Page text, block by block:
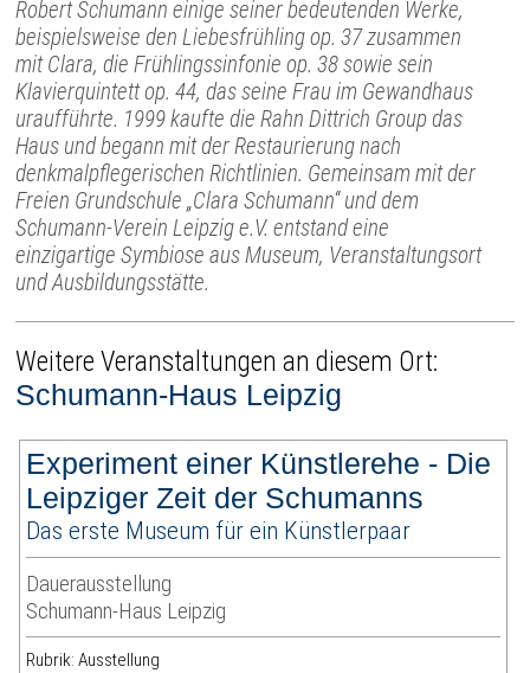
Robert Schumann einige seiner bedeutenden Werke,
beispielsweise den Liebesfrühling op. 37 zusammen
mit Clara, die Frühlingssinfonie op. 38 sowie sein
Klavierquintett op. 44, das seine Frau im Gewandhaus
uraufführte. 1999 kaufte die Rahn Dittrich Group das
Haus und begann mit der Restaurierung nach
denkmalpflegerischen Richtlinien. Gemeinsam mit der
Freien Grundschule „Clara Schumann“ und dem
Schumann-Verein Leipzig e.V. entstand eine
einzigartige Symbiose aus Museum, Veranstaltungsort
und Ausbildungsstätte.
Weitere Veranstaltungen an diesem Ort:
Schumann-Haus Leipzig
Experiment einer Künstlerehe - Die
Leipziger Zeit der Schumanns
Das erste Museum für ein Künstlerpaar
Dauerausstellung
Schumann-Haus Leipzig
Rubrik: Ausstellung